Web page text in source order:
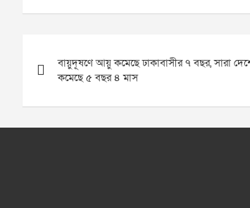
navigation
বায়ুদূষণে আয়ু কমেছে ঢাকাবাসীর ৭ বছর, সারা
কমেছে ৫ বছর ৪ মাস